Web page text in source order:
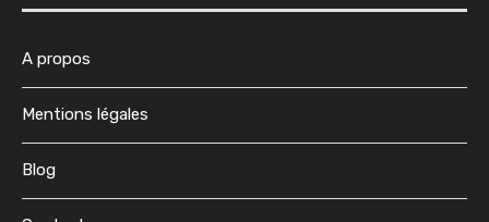
A propos
Mentions légales
Blog